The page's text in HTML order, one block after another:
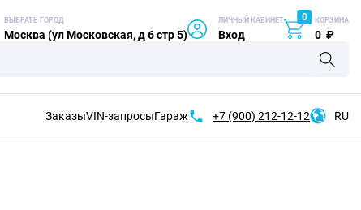
ВЫБРАТЬ ГОРОД
Москва (ул Московская, д 6 стр 5)
ЛИЧНЫЙ КАБИНЕТ
Вход
0 КОРЗИНА
0 ₽
ЗаказыVIN-запросыГараж +7 (900) 212-12-12 RU